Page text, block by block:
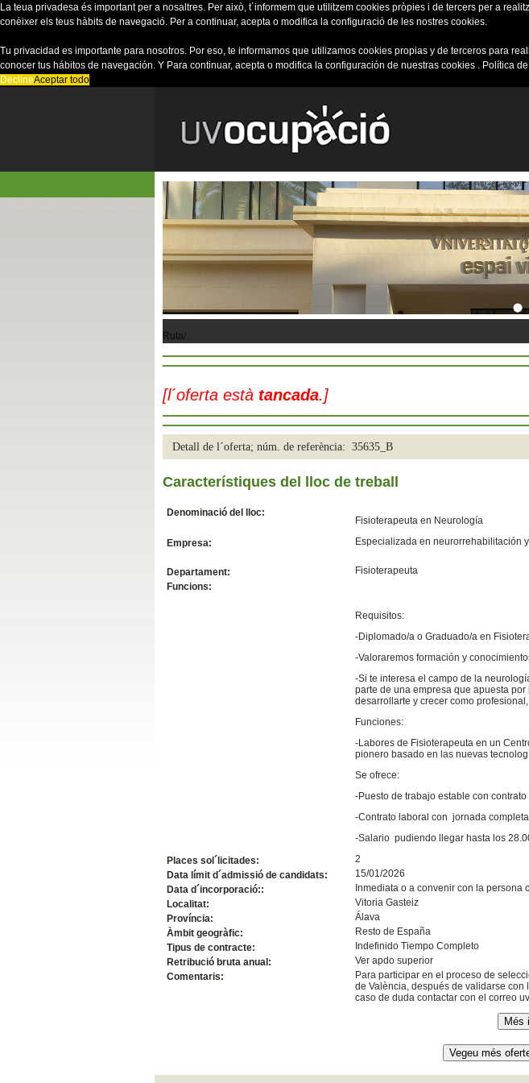
La teua privadesa és important per a nosaltres. Per això, t´informem que utilitzem cookies pròpies i de tercers per a
conèixer els teus hàbits de navegació. Per a continuar, acepta o modifica la configuració de les nostres cookies.
Tu privacidad es importante para nosotros. Por eso, te informamos que utilizamos cookies propias y de terceros para
conocer tus hábitos de navegación. Y Para continuar, acepta o modifica la configuración de nuestras cookies . Política
DeclineAceptar todo
Slide32
Ruta/..
[l´oferta està tancada.]
Detall de l´oferta; núm. de referència: 35635_B
Característiques del lloc de treball
Denominació del lloc:
Fisioterapeuta en Neurología
Empresa:
Especializada en neurorrehabilitación
Departament:
Fisioterapeuta
Funcions:
Requisitos:
-Diplomado/a o Graduado/a en
-Valoraremos formación y
-Si te interesa el campo de la
parte de una empresa que apuesta
desarrollarte y crecer como
Funciones:
-Labores de Fisioterapeuta en un
pionero basado en las nuevas
Se ofrece:
-Puesto de trabajo estable con contrato
-Contrato laboral con jornada
-Salario pudiendo llegar hasta los
Places sol´licitades:
2
Data límit d´admissió de candidats:
15/01/2026
Data d´incorporació::
Inmediata o a convenir con la persona
Localitat:
Vitoria Gasteiz
Província:
Álava
Àmbit geogràfic:
Resto de España
Tipus de contracte:
Indefinido Tiempo Completo
Retribució bruta anual:
Ver apdo superior
Comentaris:
Para participar en el proceso de
de València, después de validarse con
caso de duda contactar con el correo